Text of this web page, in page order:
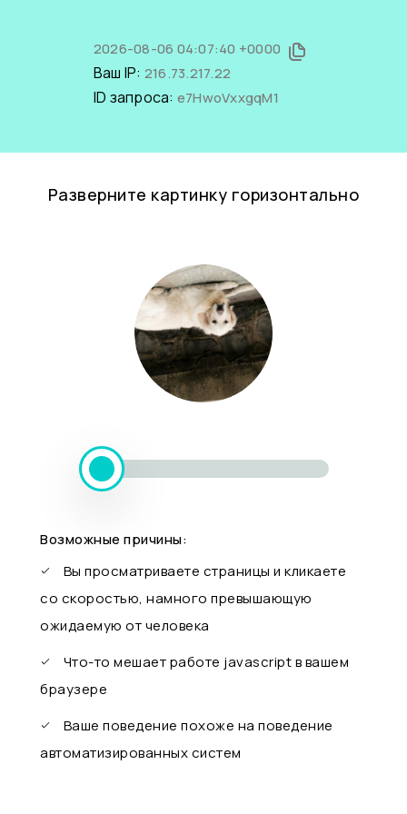
2026-08-06 04:07:40 +0000
Ваш IP: 216.73.217.22
ID запроса: e7HwoVxxgqM1
Разверните картинку горизонтально
Возможные причины:
Вы просматриваете страницы и кликаете
со скоростью, намного превышающую
ожидаемую от человека
Что-то мешает работе javascript в вашем
браузере
Ваше поведение похоже на поведение
автоматизированных систем